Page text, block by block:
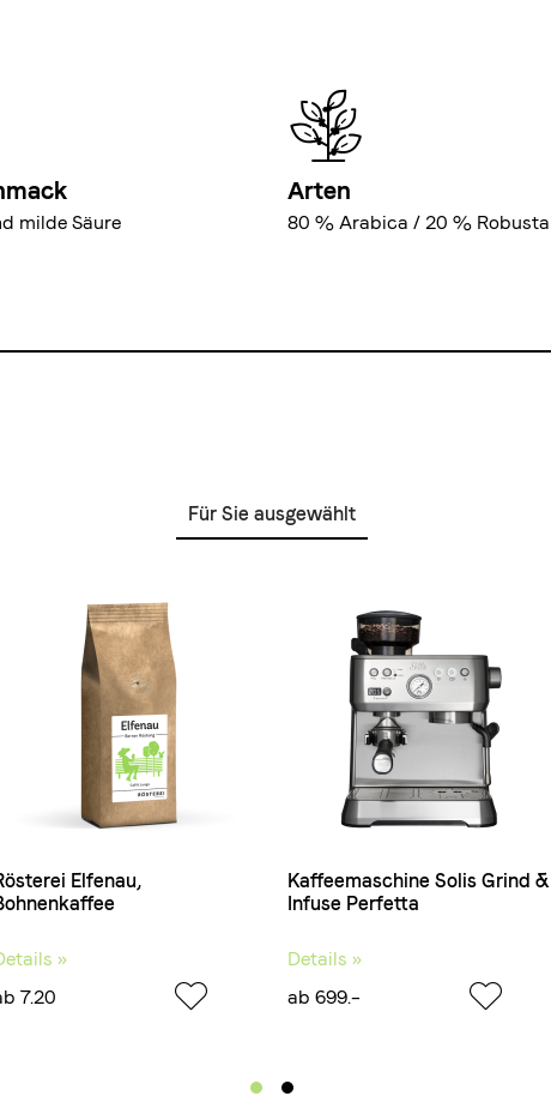
milde Säure
Arten
80 % Arabica / 20 % Robusta
Für Sie ausgewählt
Elfenau,
»
7.20
Kaffeemaschine Solis Grind &
Infuse Perfetta
Details »
ab 699.–